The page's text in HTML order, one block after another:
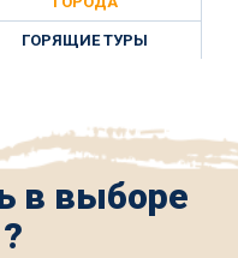
ГОРЯЩИЕ ТУРЫ
в выборе